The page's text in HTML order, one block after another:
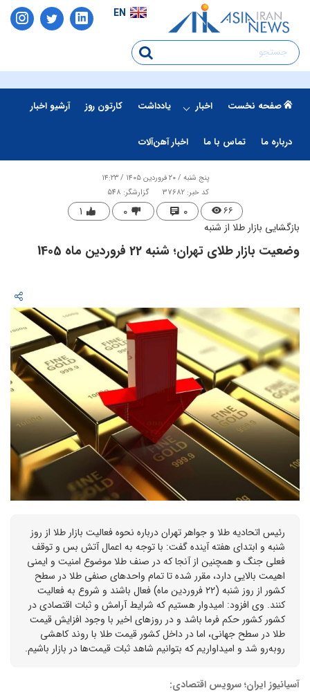
EN
صفحه نخست اخبار یادداشت کارتون روز آرشیو اخبار
درباره ما تماس با ما اخبار آهن‌آلات
پنج شنبه / ۲۰ فروردین ۱۴۰۵ / ۱۴:۲۳
کد خبر: 37682
گزارشگر: 548
۶۶ ۰ ۰ ۱
بازگشایی بازار طلا از شنبه
وضعیت بازار طلای تهران؛ شنبه 22 فروردین ماه 1405
رئیس اتحادیه طلا و جواهر تهران درباره نحوه فعالیت بازار طلا از روز
شنبه و ابتدای هفته آینده گفت: با توجه به اعمال آتش بس و توقف
فعلی جنگ و همچنین از آنجا که در صنف طلا موضوع امنیت و ایمنی
اهیمت بالایی دارد، مقرر شده تا تمام واحد‌های صنفی طلا در سطح
کشور از روز شنبه (۲۲ فروردین ماه) فعال باشند و شروع به فعالیت
کنند. وی افزود: امیدوار هستیم که شرایط آرامش و ثبات اقتصادی در
کشور کشور حکم فرما باشد و در روز‌های اخیر با وجود افزایش قیمت
طلا در سطح جهانی، اما در داخل کشور قیمت طلا با روند کاهشی
رو‌به‌رو شد و امیداواریم که بتوانیم شاهد ثبات قیمت‌ها در بازار باشیم.
آسیانیوز ایران؛ سرویس اقتصادی: